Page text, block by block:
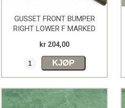
GUSSET FRONT BUMPER
RIGHT LOWER F MARKED
kr 204,00
KJØP